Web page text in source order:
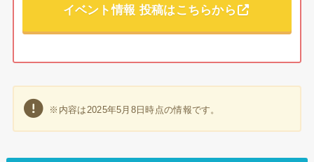
イベント情報 投稿はこちらから
※内容は2025年5月8日時点の情報です。